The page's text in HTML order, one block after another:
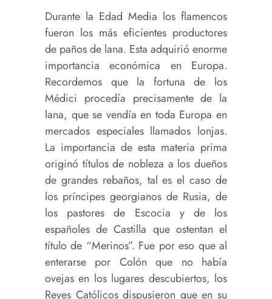
Durante la Edad Media los flamencos
fueron los más eficientes productores
de paños de lana. Esta adquirió enorme
importancia económica en Europa.
Recordemos que la fortuna de los
Médici procedía precisamente de la
lana, que se vendía en toda Europa en
mercados especiales llamados lonjas.
La importancia de esta materia prima
originó títulos de nobleza a los dueños
de grandes rebaños, tal es el caso de
los príncipes georgianos de Rusia, de
los pastores de Escocia y de los
españoles de Castilla que ostentan el
título de “Merinos”. Fue por eso que al
enterarse por Colón que no había
ovejas en los lugares descubiertos, los
Reyes Católicos dispusieron que en su